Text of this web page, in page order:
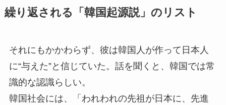
繰り返される「韓国起源説」のリスト
それにもかかわらず、彼は韓国人が作って日本人
に“与えた”と信じていた。話を聞くと、韓国では常
識的な認識らしい。
韓国社会には、「われわれの先祖が日本に、先進